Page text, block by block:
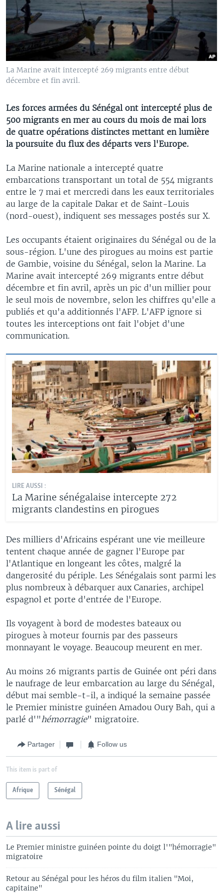
La Marine avait intercepté 269 migrants entre début
décembre et fin avril.
Les forces armées du Sénégal ont intercepté plus de
500 migrants en mer au cours du mois de mai lors
de quatre opérations distinctes mettant en lumière
la poursuite du flux des départs vers l'Europe.
La Marine nationale a intercepté quatre
embarcations transportant un total de 554 migrants
entre le 7 mai et mercredi dans les eaux territoriales
au large de la capitale Dakar et de Saint-Louis
(nord-ouest), indiquent ses messages postés sur X.
Les occupants étaient originaires du Sénégal ou de la
sous-région. L'une des pirogues au moins est partie
de Gambie, voisine du Sénégal, selon la Marine. La
Marine avait intercepté 269 migrants entre début
décembre et fin avril, après un pic d'un millier pour
le seul mois de novembre, selon les chiffres qu'elle a
publiés et qu'a additionnés l'AFP. L'AFP ignore si
toutes les interceptions ont fait l'objet d'une
communication.
LIRE AUSSI :
La Marine sénégalaise intercepte 272
migrants clandestins en pirogues
Des milliers d'Africains espérant une vie meilleure
tentent chaque année de gagner l'Europe par
l'Atlantique en longeant les côtes, malgré la
dangerosité du périple. Les Sénégalais sont parmi les
plus nombreux à débarquer aux Canaries, archipel
espagnol et porte d'entrée de l'Europe.
Ils voyagent à bord de modestes bateaux ou
pirogues à moteur fournis par des passeurs
monnayant le voyage. Beaucoup meurent en mer.
Au moins 26 migrants partis de Guinée ont péri dans
le naufrage de leur embarcation au large du Sénégal,
début mai semble-t-il, a indiqué la semaine passée
le Premier ministre guinéen Amadou Oury Bah, qui a
parlé d'" hémorragie" migratoire.
Partager Follow us
This item is part of
Afrique Sénégal
A lire aussi
Le Premier ministre guinéen pointe du doigt l'"hémorragie"
migratoire
Retour au Sénégal pour les héros du film italien "Moi,
capitaine"